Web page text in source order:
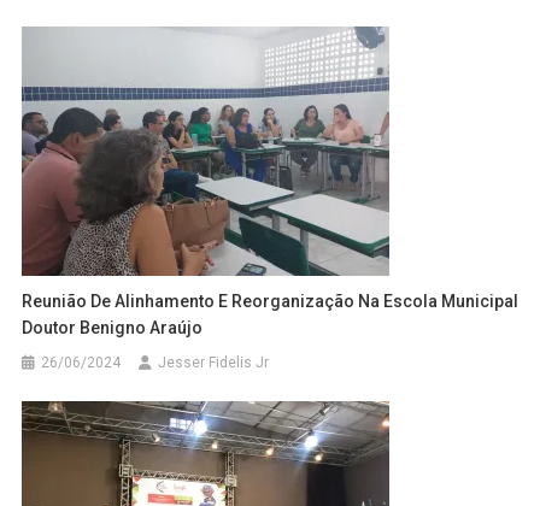
Reunião De Alinhamento E Reorganização Na Escola Municipal
Doutor Benigno Araújo
26/06/2024 Jesser Fidelis Jr